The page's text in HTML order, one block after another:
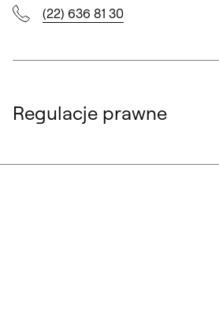
(22) 636 81 30
Regulacje prawne